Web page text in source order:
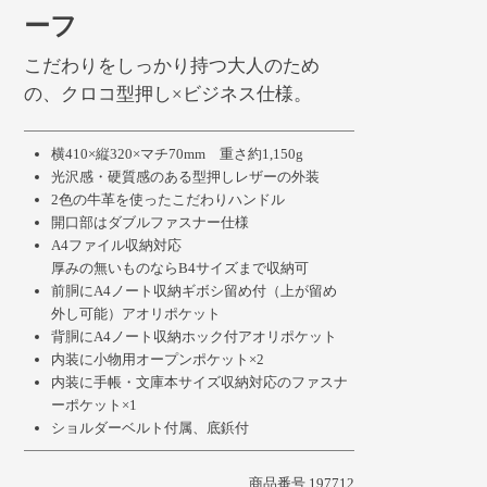
ーフ
こだわりをしっかり持つ大人のため
の、クロコ型押し×ビジネス仕様。
横410×縦320×マチ70mm 重さ約1,150g
光沢感・硬質感のある型押しレザーの外装
2色の牛革を使ったこだわりハンドル
開口部はダブルファスナー仕様
A4ファイル収納対応
厚みの無いものならB4サイズまで収納可
前胴にA4ノート収納ギボシ留め付（上が留め
外し可能）アオリポケット
背胴にA4ノート収納ホック付アオリポケット
内装に小物用オープンポケット×2
内装に手帳・文庫本サイズ収納対応のファスナ
ーポケット×1
ショルダーベルト付属、底鋲付
商品番号 197712